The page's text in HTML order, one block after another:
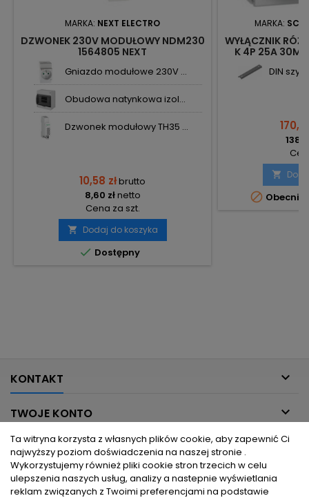
MARKA: NEXT ELECTRO
DZWONEK 230V MODUŁOWY NDM230
1564805 NEXT
Gniazdo modułowe 230V ...
Obudowa natynkowa izol...
Dzwonek modułowy TH35 ...
10,58 złbrutto
8,60 złnetto
Cena za szt.
 Dodaj do koszyka
 Dostępny
MARKA:
WYŁĄCZNIK
K 4P 25A
DIN


KONTAKT 
TWOJE KONTO 
INFORMACJE DLA CIEBIE 
PRODUKTY
Ta witryna korzysta z własnych plików cookie, aby zapewnić Ci
najwyższy poziom doświadczenia na naszej stronie .
Wykorzystujemy również pliki cookie stron trzecich w celu
ulepszenia naszych usług, analizy a nastepnie wyświetlania
reklam związanych z Twoimi preferencjami na podstawie